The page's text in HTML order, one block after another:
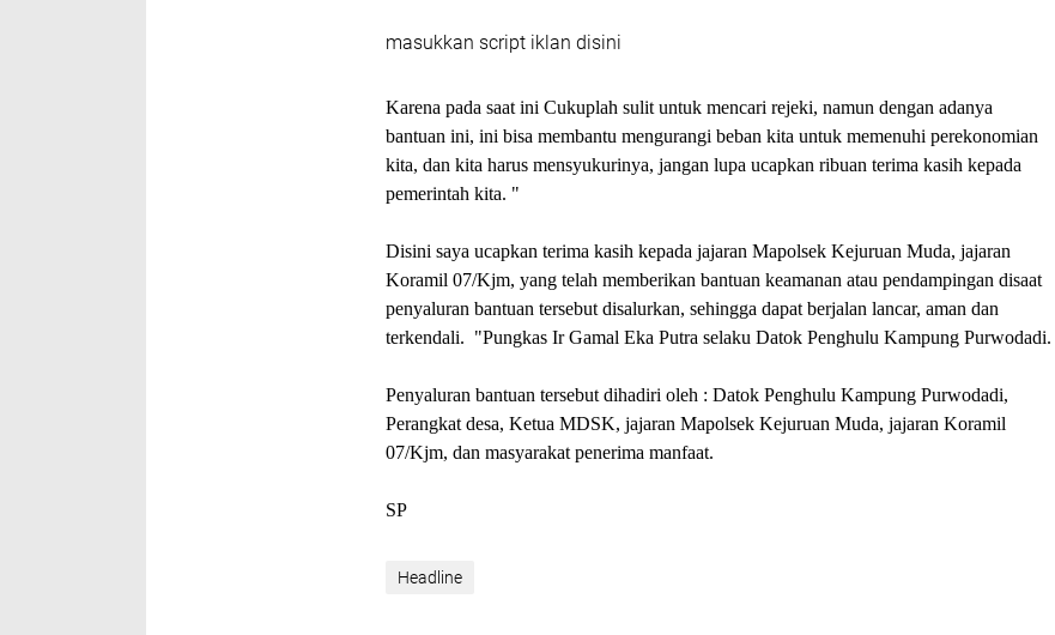
masukkan script iklan disini
Karena pada saat ini Cukuplah sulit untuk mencari rejeki, namun dengan adanya
bantuan ini, ini bisa membantu mengurangi beban kita untuk memenuhi perekonomian
kita, dan kita harus mensyukurinya, jangan lupa ucapkan ribuan terima kasih kepada
pemerintah kita. "
Disini saya ucapkan terima kasih kepada jajaran Mapolsek Kejuruan Muda, jajaran
Koramil 07/Kjm, yang telah memberikan bantuan keamanan atau pendampingan disaat
penyaluran bantuan tersebut disalurkan, sehingga dapat berjalan lancar, aman dan
terkendali. "Pungkas Ir Gamal Eka Putra selaku Datok Penghulu Kampung Purwodadi.
Penyaluran bantuan tersebut dihadiri oleh : Datok Penghulu Kampung Purwodadi,
Perangkat desa, Ketua MDSK, jajaran Mapolsek Kejuruan Muda, jajaran Koramil
07/Kjm, dan masyarakat penerima manfaat.
SP
Headline